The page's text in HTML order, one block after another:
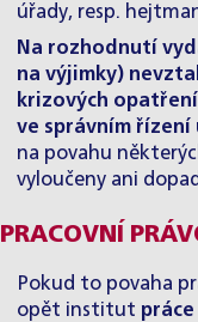
úřady, resp.
Na rozhodnutí
na výjimky)
krizových
ve správním
na povahu
vyloučeny ani
PRACOVNÍ
Pokud to povaha
opět institut